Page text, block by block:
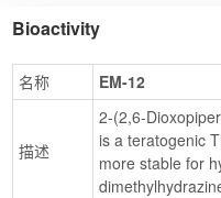
Bioactivity
名称 EM-12
描述
2-(2,6-
is a teratogenic
more stable for